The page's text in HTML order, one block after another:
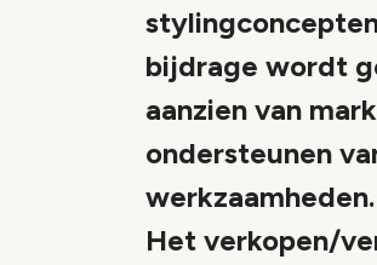
bijdrage wordt
aanzien van
ondersteunen
Het verkopen/